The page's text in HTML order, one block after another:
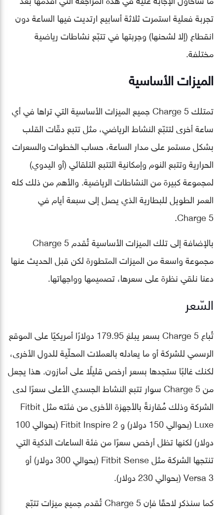
تجربة فعلية استمرت ثلاثة أسابيع ارتديت فيها الساعة دون
انقطاع (إلا لشحنها) وجربتها في تتبّع نشاطات رياضية
مختلفة.
الميزات الأساسية
تمتلك Charge 5 جميع الميزات الأساسية التي تراها في أي
ساعة أخرى لتتبّع النشاط الرياضي، مثل تتبع دقّات القلب
بشكل مستمر على مدار الساعة، حساب الخطوات والسعرات
الحرارية وتتبع النوم وإمكانية التتبع التلقائي (أو اليدوي)
لمجموعة كبيرة من النشاطات الرياضية. والأهم من ذلك كله
العمر الطويل للبطارية الذي يصل إلى سبعة أيام في
Charge 5.
بالإضافة إلى تلك الميزات الأساسية تُقدم Charge 5
مجموعة واسعة من الميزات المتطورة لكن قبل الحديث عنها
دعنا نلقي نظرة على سعرها، تصميمها وواجهاتها.
السّعر
تُباع Charge 5 بسعر يبلغ 179.95 دولارًا أمريكيًا على الموقع
الرسمي للشركة أو ما يعادله بالعملات المحلّية للدول الأخرى،
لكنك غالبًا ستجدها بسعر أرخص قليلًا على أمازون. هذا يجعل
من Charge 5 سوار تتبع النشاط الجسدي الأعلى سعرًا لدى
الشركة وذلك مُُقارنةً بالأجهزة الأخرى من فئته مثل Fitbit
Luxe (بحوالي 150 دولار) و Fitbit Inspire 2 (بحوالي 100
دولار) لكنها تظل أرخص سعرًا من فئة الساعات الذكية التي
تنتجها الشركة مثل Fitbit Sense (بحوالي 300 دولار) أو
Versa 3 (بحوالي 230 دولار).
كما سنذكر لاحقًا فإن Charge 5 تُقدم جميع ميزات تتبّع